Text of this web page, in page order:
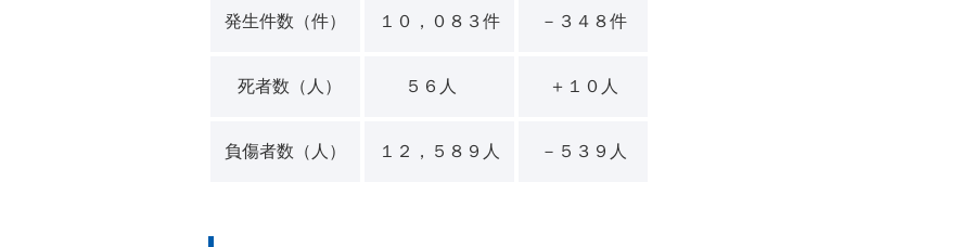
発生件数（件） １０，０８３件 －３４８件
死者数（人） ５６人 ＋１０人
負傷者数（人） １２，５８９人 －５３９人